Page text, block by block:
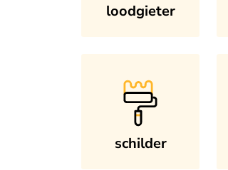
loodgieter
schilder